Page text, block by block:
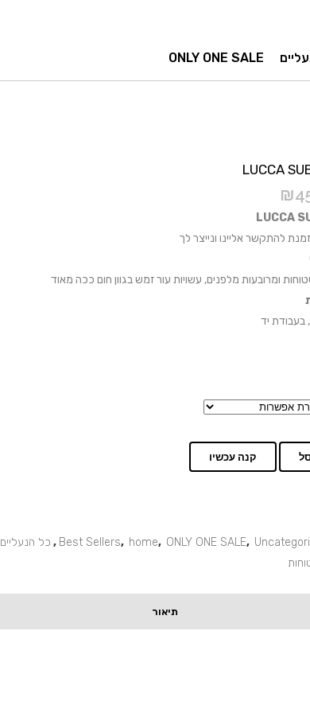
ONLY ONE SALE
LUCCA
₪
LUCCA
להתקשר אליינו ונייצר לך
ומרובעות מלפנים, עשויות עור זמש בגוון חום ככה מאוד
בעבודת יד
קנה עכשיו
Best Sellers, home, ONLY ONE SALE,
, כל הנעליים
תיאור